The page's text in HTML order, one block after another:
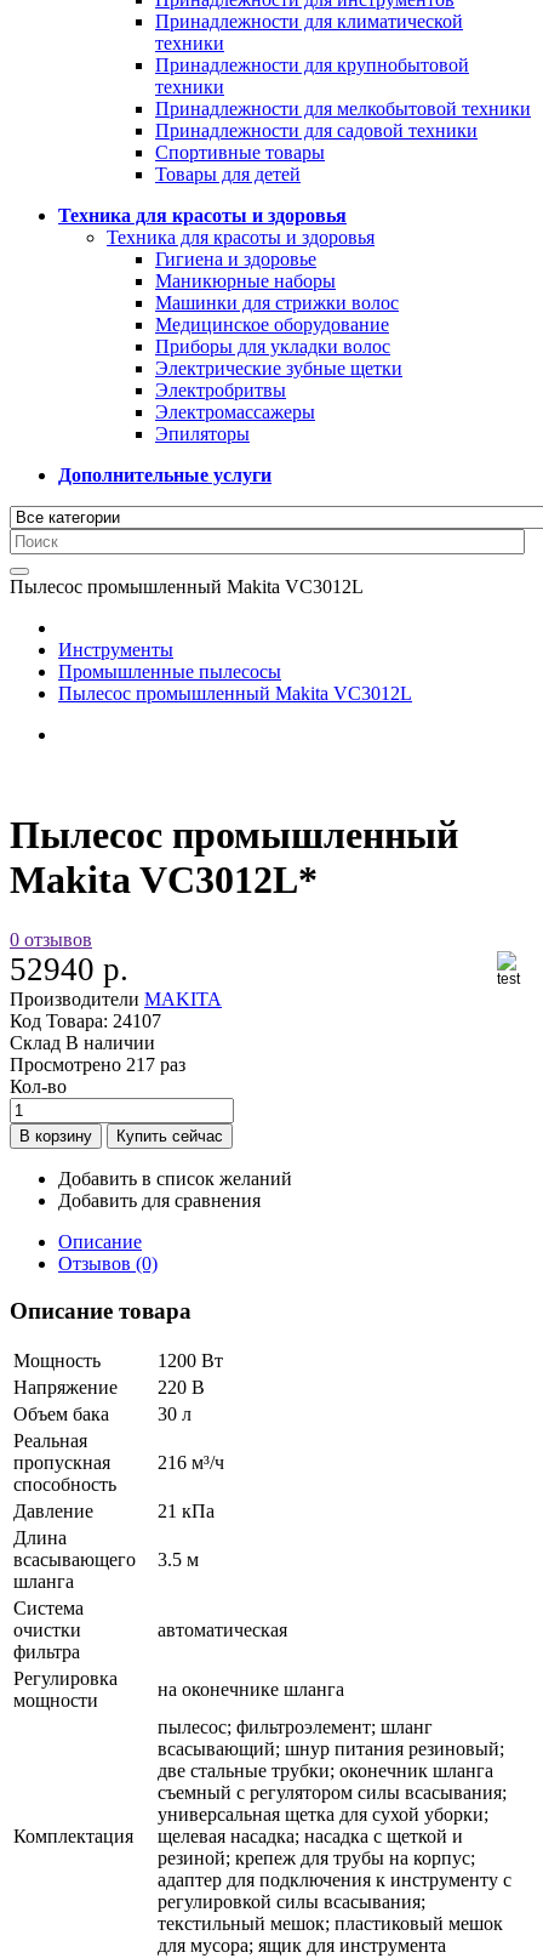
Принадлежности для климатической
техники
Принадлежности для крупнобытовой
техники
Принадлежности для мелкобытовой техники
Принадлежности для садовой техники
Спортивные товары
Товары для детей
Техника для красоты и здоровья
Техника для красоты и здоровья
Гигиена и здоровье
Маникюрные наборы
Машинки для стрижки волос
Медицинское оборудование
Приборы для укладки волос
Электрические зубные щетки
Электробритвы
Электромассажеры
Эпиляторы
Дополнительные услуги
Пылесос промышленный Makita VC3012L
Инструменты
Промышленные пылесосы
Пылесос промышленный Makita VC3012L
Пылесос промышленный
Makita VC3012L*
0 отзывов
52940 р.
Производители MAKITA
Код Товара: 24107
Склад В наличии
Просмотрено 217 раз
Кол-во
Добавить в список желаний
Добавить для сравнения
Описание
Отзывов (0)
Описание товара
Мощность
1200 Вт
Напряжение
220 В
Объем бака
30 л
Реальная
пропускная
способность
216 м³/ч
Давление
21 кПа
Длина
всасывающего
шланга
3.5 м
Система
очистки
фильтра
автоматическая
Регулировка
мощности
на оконечнике шланга
Комплектация
пылесос; фильтроэлемент; шланг
всасывающий; шнур питания резиновый;
две стальные трубки; оконечник шланга
съемный с регулятором силы всасывания;
универсальная щетка для сухой уборки;
щелевая насадка; насадка с щеткой и
резиной; крепеж для трубы на корпус;
адаптер для подключения к инструменту с
регулировкой силы всасывания;
текстильный мешок; пластиковый мешок
для мусора; ящик для инструмента